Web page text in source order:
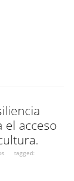
el acceso
tagged: